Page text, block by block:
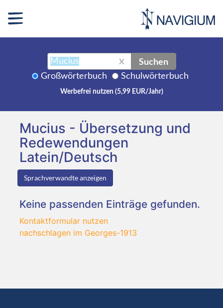
X Suchen
Großwörterbuch Schulwörterbuch
Werbefrei nutzen (5,99 EUR/Jahr)
Mucius - Übersetzung und
Redewendungen
Latein/Deutsch
Sprachverwandte anzeigen
Keine passenden Einträge gefunden.
Kontaktformular nutzen
nachschlagen im Georges-1913